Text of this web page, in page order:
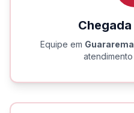
Equipe em Guararema